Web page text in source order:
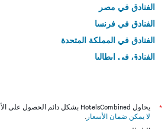
الفنادق في مصر
الفنادق في فرنسا
الفنادق في المملكة المتحدة
الفنادق في إيطاليا
*
يحاول HotelsCombined بشكل دائم الحصول على الأسعار الدقيقة، ولكن
لا يمكن ضمان الأسعار .